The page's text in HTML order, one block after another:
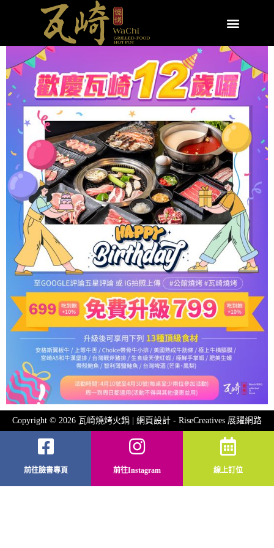
Copyright © 2026 瓦崎燒烤火鍋 | 網頁設計 - RiseCreatives 展躍網路
前往臉書專頁 前往Instagram 線上訂位